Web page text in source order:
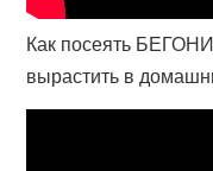
Как посеять
вырастить в